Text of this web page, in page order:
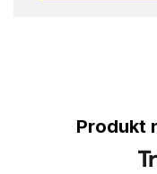
Produkt